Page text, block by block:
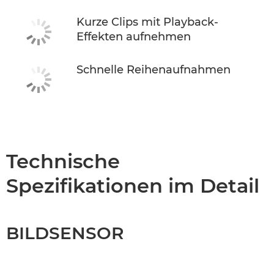
Kurze Clips mit Playback-
Effekten aufnehmen
Schnelle Reihenaufnahmen
Technische
Spezifikationen im Detail
BILDSENSOR